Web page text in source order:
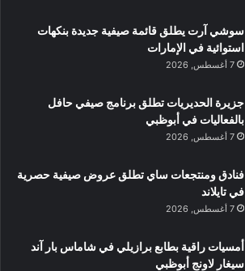
سوشي آرت يطلق قائمة صيفية جديدة بنكهات
استوائية في الإمارات
7 أغسطس, 2026
جزيرة الحديريات تطلق برنامج صيفي حافل
بالفعاليات في أبوظبي
7 أغسطس, 2026
فنادق ومنتجعات ساي تطلق عروض صيفية حصرية
في تايلاند
7 أغسطس, 2026
أمسيات راقية بطابع برازيلي في شاماس بار آند
سيغار لاونج أبوظبي